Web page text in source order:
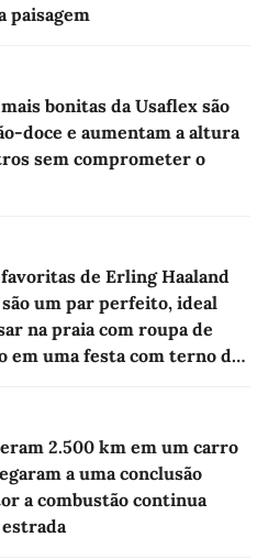
paisagem
bonitas da Usaflex são
doce e aumentam a altura
sem comprometer o
de Erling Haaland
um par perfeito, ideal
na praia com roupa de
em uma festa com terno de
2.500 km em um carro
a uma conclusão
a combustão continua